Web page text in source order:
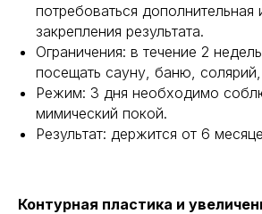
потребоваться дополнительная
закрепления результата.
Ограничения: в течение 2
посещать сауну, баню,
Режим: 3 дня необходимо
мимический покой.
Результат: держится от 6
Контурная пластика и